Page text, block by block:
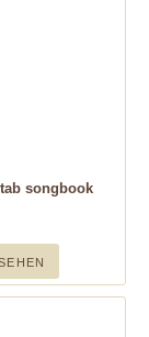
songbook